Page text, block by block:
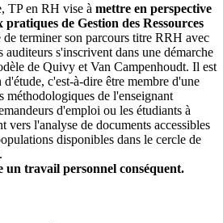
TP en RH vise à mettre en perspective
de Gestion des Ressources
de terminer son parcours titre RRH avec
s'inscrivent dans une démarche
de Quivy et Van Campenhoudt. Il est
c'est-à-dire être membre d'une
méthodologiques de l'enseignant
d'emploi ou les étudiants à
vers l'analyse de documents accessibles
disponibles dans le cercle de
un travail personnel conséquent.